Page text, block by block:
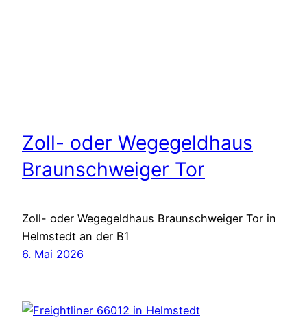
Zoll- oder Wegegeldhaus
Braunschweiger Tor
Zoll- oder Wegegeldhaus Braunschweiger Tor in
Helmstedt an der B1
6. Mai 2026